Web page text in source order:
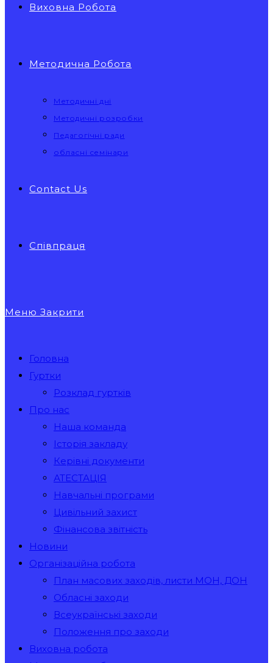
Виховна Робота
Методична Робота
Методичні дні
Методичні розробки
Педагогічні ради
обласні семінари
Contact Us
Співпраця
Меню Закрити
Головна
Гуртки
Розклад гуртків
Про нас
Наша команда
Історія закладу
Керівні документи
АТЕСТАЦІЯ
Навчальні програми
Цивільний захист
Фінансова звітність
Новини
Організаційна робота
План масових заходів, листи МОН, ДОН
Обласні заходи
Всеукраїнські заходи
Положення про заходи
Виховна робота